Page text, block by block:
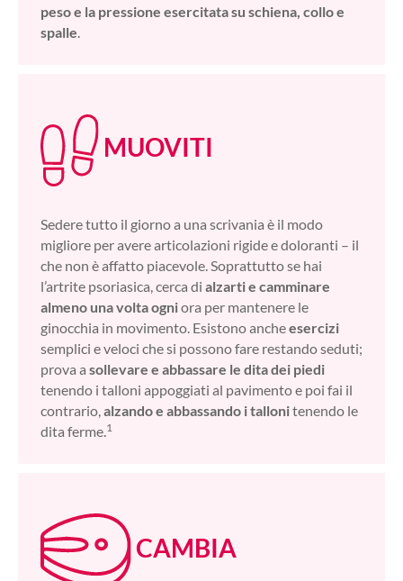
peso e la pressione esercitata su schiena, collo e
spalle.
MUOVITI
Sedere tutto il giorno a una scrivania è il modo
migliore per avere articolazioni rigide e doloranti – il
che non è affatto piacevole. Soprattutto se hai
l’artrite psoriasica, cerca di alzarti e camminare
almeno una volta ogniora per mantenere le
ginocchia in movimento. Esistono ancheesercizi
semplici e veloci che si possono fare restando seduti;
prova a sollevare e abbassare le dita dei piedi
tenendo i talloni appoggiati al pavimento e poi fai il
contrario,alzando e abbassando i tallonitenendo le
dita ferme.1
CAMBIA